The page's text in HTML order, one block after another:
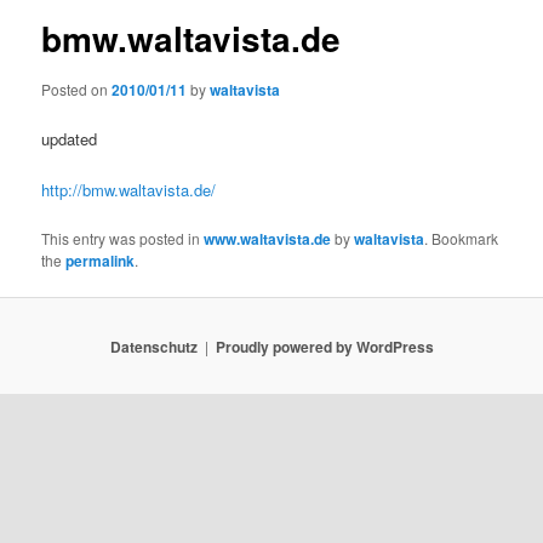
bmw.waltavista.de
Posted on2010/01/11 bywaltavista
updated
http://bmw.waltavista.de/
This entry was posted inwww.waltavista.debywaltavista. Bookmark
thepermalink.
Datenschutz Proudly powered by WordPress